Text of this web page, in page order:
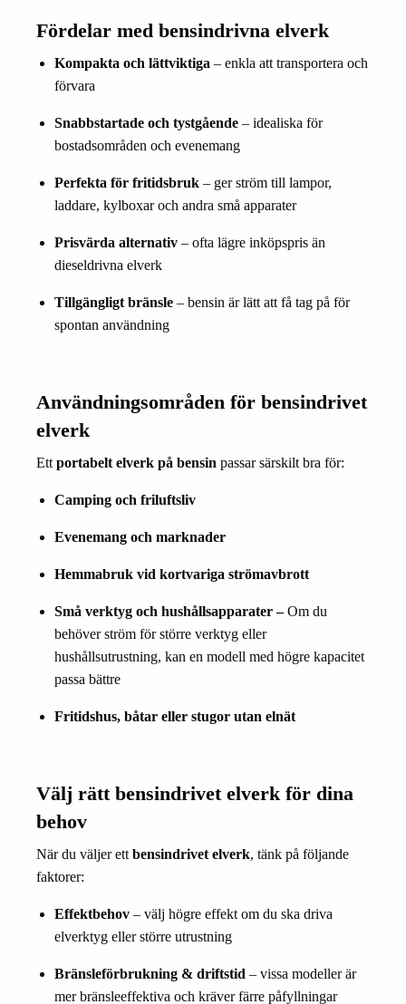
Fördelar med bensindrivna elverk
Kompakta och lättviktiga – enkla att transportera och
förvara
Snabbstartade och tystgående – idealiska för
bostadsområden och evenemang
Perfekta för fritidsbruk – ger ström till lampor,
laddare, kylboxar och andra små apparater
Prisvärda alternativ – ofta lägre inköpspris än
dieseldrivna elverk
Tillgängligt bränsle – bensin är lätt att få tag på för
spontan användning
Användningsområden för bensindrivet
elverk
Ettportabelt elverk på bensin passar särskilt bra för:
Camping och friluftsliv
Evenemang och marknader
Hemmabruk vid kortvariga strömavbrott
Små verktyg och hushållsapparater –Om du
behöver ström för större verktyg eller
hushållsutrustning, kan en modell med högre kapacitet
passa bättre
Fritidshus, båtar eller stugor utan elnät
Välj rätt bensindrivet elverk för dina
behov
När du väljer ettbensindrivet elverk, tänk på följande
faktorer:
Effektbehov – välj högre effekt om du ska driva
elverktyg eller större utrustning
Bränsleförbrukning & driftstid – vissa modeller är
mer bränsleeffektiva och kräver färre påfyllningar